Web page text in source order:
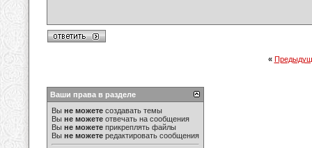
«
Ваши права в разделе
Вы не можете создавать темы
Вы не можете отвечать на сообщения
Вы не можете прикреплять файлы
Вы не можете редактировать сообщения